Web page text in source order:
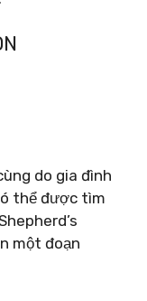
do gia đình
thể được tìm
một đoạn